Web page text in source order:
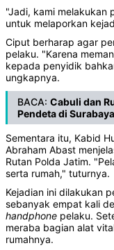
"Jadi, kami melakukan
untuk melaporkan
Ciput berharap agar
pelaku. "Karena
kepada penyidik
ungkapnya.
BACA: Cabuli dan
Pendeta di
Sementara itu, Kabid
Abraham Abast
Rutan Polda Jatim.
serta rumah," tuturnya.
Kejadian ini dilakukan
sebanyak empat kali
handphone pelaku.
meraba bagian alat
rumahnya.